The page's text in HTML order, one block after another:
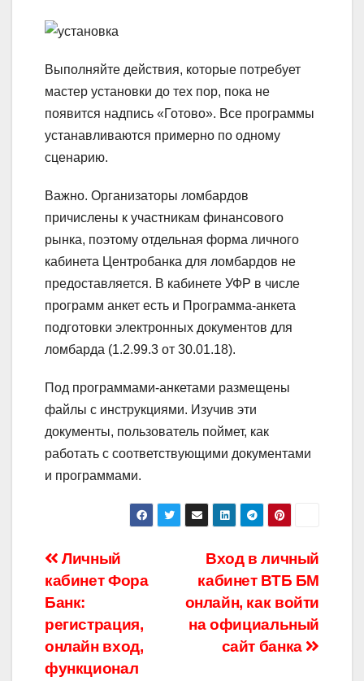
Выполняйте действия, которые потребует
мастер установки до тех пор, пока не
появится надпись «Готово». Все программы
устанавливаются примерно по одному
сценарию.
Важно. Организаторы ломбардов
причислены к участникам финансового
рынка, поэтому отдельная форма личного
кабинета Центробанка для ломбардов не
предоставляется. В кабинете УФР в числе
программ анкет есть и Программа-анкета
подготовки электронных документов для
ломбарда (1.2.99.3 от 30.01.18).
Под программами-анкетами размещены
файлы с инструкциями. Изучив эти
документы, пользователь поймет, как
работать с соответствующими документами
и программами.
Навигация
по
записям
Вход в личный
кабинет ВТБ БМ
онлайн, как войти
на официальный
сайт банка
Личный
кабинет Фора
Банк:
регистрация,
онлайн вход,
функционал